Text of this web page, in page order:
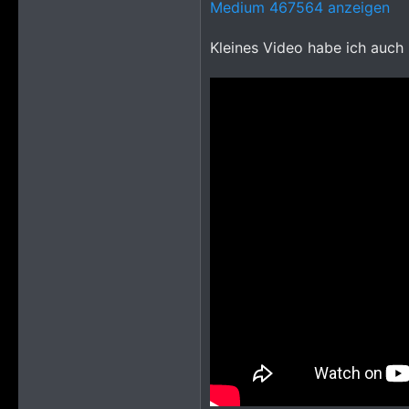
Medium 467564 anzeigen
Kleines Video habe ich auch